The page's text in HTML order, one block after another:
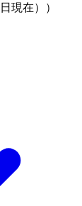
現在））